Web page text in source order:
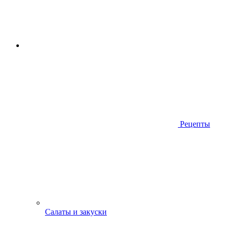
Рецепты
Салаты и закуски